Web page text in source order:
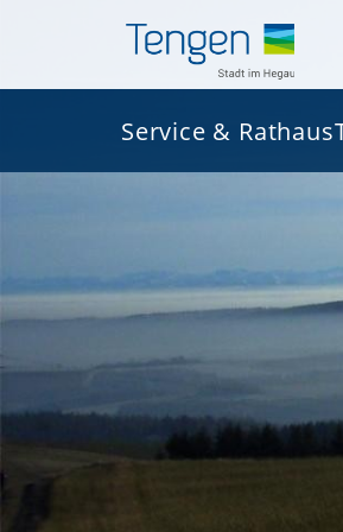
Service & Rathaus